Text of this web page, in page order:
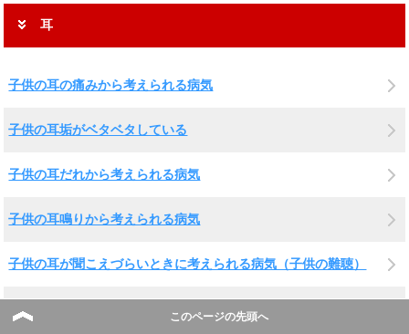
耳
子供の耳の痛みから考えられる病気
子供の耳垢がベタベタしている
子供の耳だれから考えられる病気
子供の耳鳴りから考えられる病気
子供の耳が聞こえづらいときに考えられる病気（子供の難聴）
子供の耳の出血から考えられる病気
このページの先頭へ